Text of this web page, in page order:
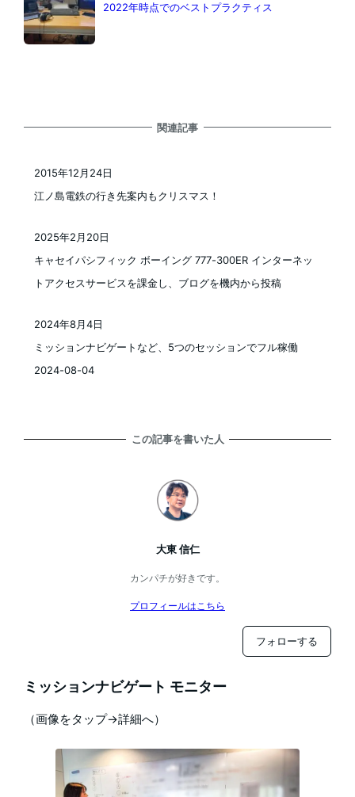
2022年時点でのベストプラクティス
関連記事
江ノ島電鉄の行き先案内もクリスマス！
2015年12月24日
キャセイパシフィック ボーイング 777-300ER インターネッ
トアクセスサービスを課金し、ブログを機内から投稿
2025年2月20日
ミッションナビゲートなど、5つのセッションでフル稼働
2024-08-04
2024年8月4日
この記事を書いた人
大東 信仁
カンパチが好きです。
プロフィールはこちら
フォローする
ミッションナビゲート モニター
（画像をタップ→詳細へ）